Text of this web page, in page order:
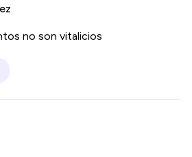
no son vitalicios